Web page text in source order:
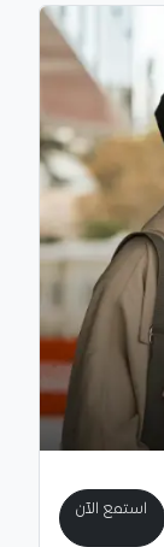
استمع الآن